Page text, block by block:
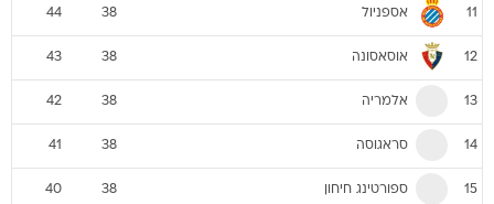
11 אספניול 38
44
12 אוסאסונה 38
43
13 אלמריה 38
42
14 סראגוסה 38
41
15 ספורטינג חיחון 38
40